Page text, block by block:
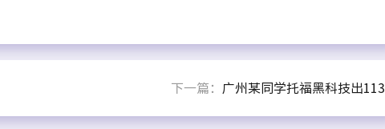
下一篇： 广州某同学托福黑科技出113